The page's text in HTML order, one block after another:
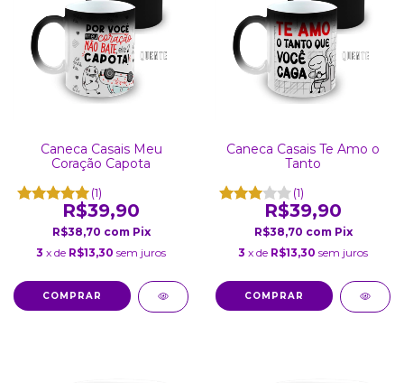
Caneca Casais Meu
Coração Capota
(1)
R$39,90
R$38,70 com Pix
3 x de R$13,30 sem juros
COMPRAR
Caneca Casais Te Amo o
Tanto
(1)
R$39,90
R$38,70 com Pix
3 x de R$13,30 sem juros
COMPRAR